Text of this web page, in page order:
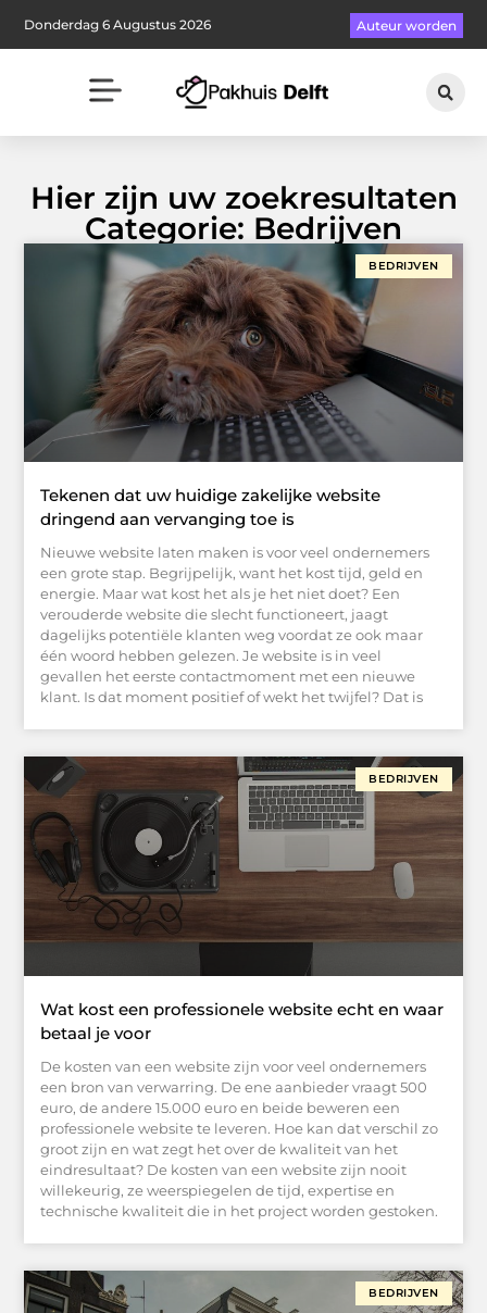
Donderdag 6 Augustus 2026 Auteur worden
Hier zijn uw zoekresultaten
Categorie: Bedrijven
BEDRIJVEN
Tekenen dat uw huidige zakelijke website
dringend aan vervanging toe is
Nieuwe website laten maken is voor veel ondernemers
een grote stap. Begrijpelijk, want het kost tijd, geld en
energie. Maar wat kost het als je het niet doet? Een
verouderde website die slecht functioneert, jaagt
dagelijks potentiële klanten weg voordat ze ook maar
één woord hebben gelezen. Je website is in veel
gevallen het eerste contactmoment met een nieuwe
klant. Is dat moment positief of wekt het twijfel? Dat is
BEDRIJVEN
Wat kost een professionele website echt en waar
betaal je voor
De kosten van een website zijn voor veel ondernemers
een bron van verwarring. De ene aanbieder vraagt 500
euro, de andere 15.000 euro en beide beweren een
professionele website te leveren. Hoe kan dat verschil zo
groot zijn en wat zegt het over de kwaliteit van het
eindresultaat? De kosten van een website zijn nooit
willekeurig, ze weerspiegelen de tijd, expertise en
technische kwaliteit die in het project worden gestoken.
BEDRIJVEN